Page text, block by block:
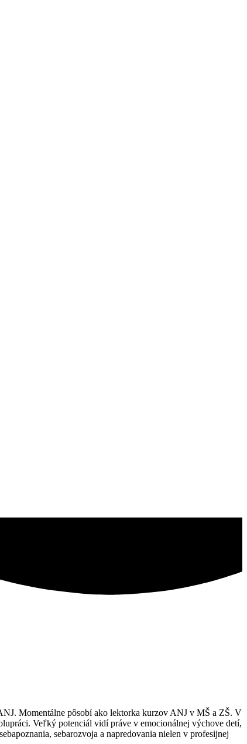
Momentálne pôsobí ako lektorka kurzov ANJ v MŠ a ZŠ. V
Veľký potenciál vidí práve v emocionálnej výchove detí,
sebarozvoja a napredovania nielen v profesijnej